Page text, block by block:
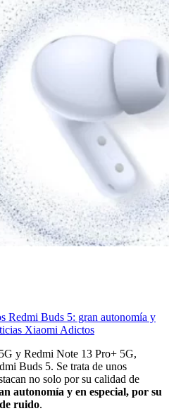
y Redmi Note 13 Pro+ 5G,
Buds 5. Se trata de unos
no solo por su calidad de
autonomía y en especial, por su
ruido.